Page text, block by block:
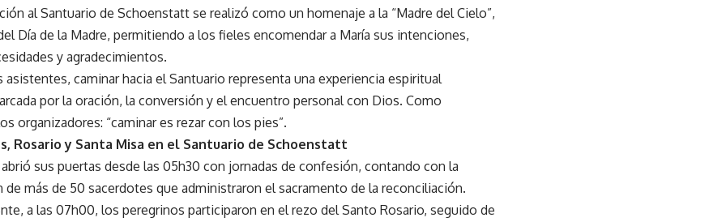
al Santuario de Schoenstatt se realizó como un homenaje a la “Madre del Cielo”,
Día de la Madre, permitiendo a los fieles encomendar a María sus intenciones,
y agradecimientos.
asistentes, caminar hacia el Santuario representa una experiencia espiritual
por la oración, la conversión y el encuentro personal con Dios. Como
organizadores: “caminar es rezar con los pies”.
Rosario y Santa Misa en el Santuario de Schoenstatt
sus puertas desde las 05h30 con jornadas de confesión, contando con la
de más de 50 sacerdotes que administraron el sacramento de la reconciliación.
a las 07h00, los peregrinos participaron en el rezo del Santo Rosario, seguido de